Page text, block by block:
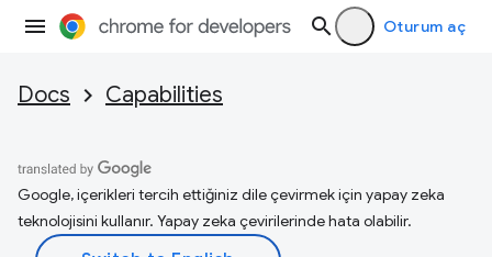
Oturum aç
Docs Capabilities
Google, içerikleri tercih ettiğiniz dile çevirmek için yapay zeka
teknolojisini kullanır. Yapay zeka çevirilerinde hata olabilir.